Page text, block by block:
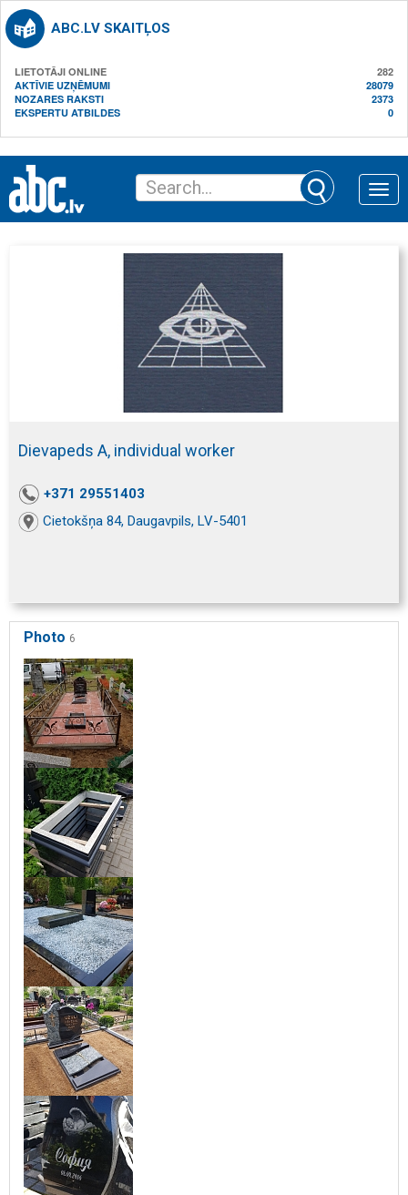
ABC.LV SKAITĻOS
LIETOTĀJI ONLINE
282
AKTĪVIE UZŅĒMUMI
28079
NOZARES RAKSTI
2373
EKSPERTU ATBILDES
0
Toggle
Dievapeds A, individual worker
+371 29551403
Cietokšņa 84, Daugavpils, LV-5401
Photo 6